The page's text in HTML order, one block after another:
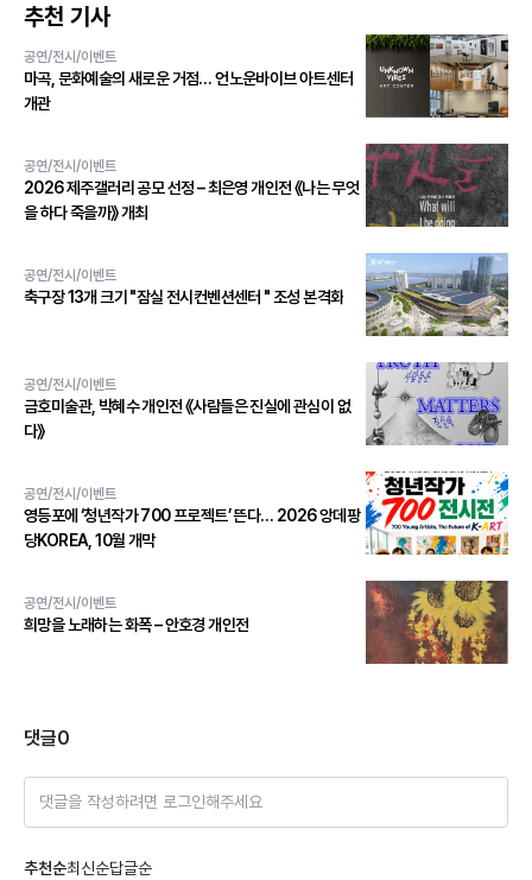
추천 기사
공연/전시/이벤트
마곡, 문화예술의 새로운 거점… 언노운바이브 아트센터
개관
공연/전시/이벤트
2026 제주갤러리 공모 선정 – 최은영 개인전 《나는 무엇
을 하다 죽을까》 개최
공연/전시/이벤트
축구장 13개 크기 "잠실 전시컨벤션센터 " 조성 본격화
공연/전시/이벤트
금호미술관, 박혜수 개인전 《사람들은 진실에 관심이 없
다》
공연/전시/이벤트
영등포에 ‘청년작가 700 프로젝트’ 뜬다… 2026 앙데팡
당KOREA, 10월 개막
공연/전시/이벤트
희망을 노래하는 화폭 – 안호경 개인전
댓글0
댓글을 작성하려면 로그인해주세요
추천순최신순답글순